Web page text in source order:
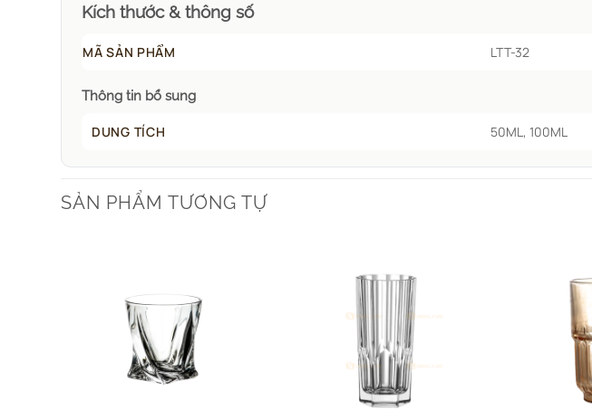
Kích thước & thông số
MÃ SẢN PHẨM LTT-32
Thông tin bổ sung
DUNG TÍCH 50ML, 100ML
SẢN PHẨM TƯƠNG TỰ